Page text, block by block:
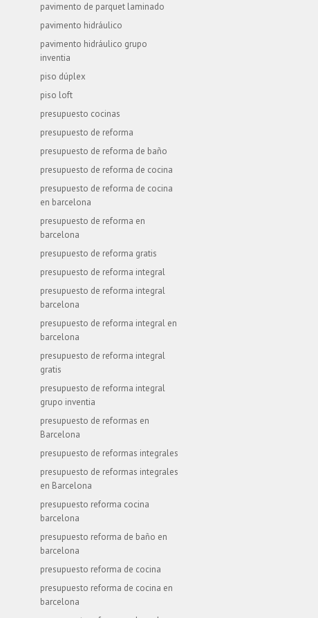
pavimento de parquet laminado
pavimento hidráulico
pavimento hidráulico grupo
inventia
piso dúplex
piso loft
presupuesto cocinas
presupuesto de reforma
presupuesto de reforma de baño
presupuesto de reforma de cocina
presupuesto de reforma de cocina
en barcelona
presupuesto de reforma en
barcelona
presupuesto de reforma gratis
presupuesto de reforma integral
presupuesto de reforma integral
barcelona
presupuesto de reforma integral en
barcelona
presupuesto de reforma integral
gratis
presupuesto de reforma integral
grupo inventia
presupuesto de reformas en
Barcelona
presupuesto de reformas integrales
presupuesto de reformas integrales
en Barcelona
presupuesto reforma cocina
barcelona
presupuesto reforma de baño en
barcelona
presupuesto reforma de cocina
presupuesto reforma de cocina en
barcelona